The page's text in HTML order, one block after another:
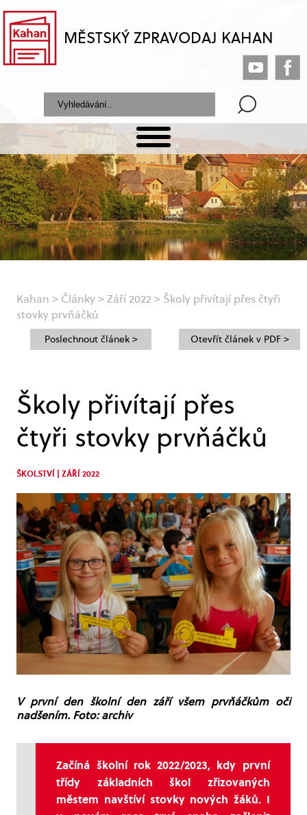
MĚSTSKÝ ZPRAVODAJ KAHAN
Kahan > Články>Září 2022> Školy přivítají přes čtyři
stovky prvňáčků
Školy přivítají přes
čtyři stovky prvňáčků
ŠKOLSTVÍ | ZÁŘÍ 2022
V první den školní den září všem prvňáčkům oči
nadšením. Foto: archiv
Začíná školní rok 2022/2023, kdy první
třídy základních škol zřizovaných
městem navštíví stovky nových žáků. I
Poslechnout článek > Otevřít článek v PDF >